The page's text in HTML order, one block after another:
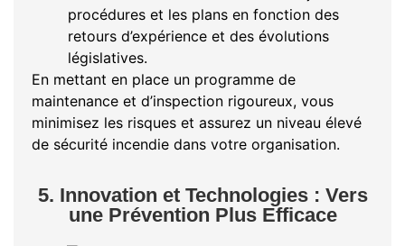
procédures et les plans en fonction des
retours d’expérience et des évolutions
législatives.
En mettant en place un programme de
maintenance et d’inspection rigoureux, vous
minimisez les risques et assurez un niveau élevé
de sécurité incendie dans votre organisation.
5. Innovation et Technologies : Vers
une Prévention Plus Efficace